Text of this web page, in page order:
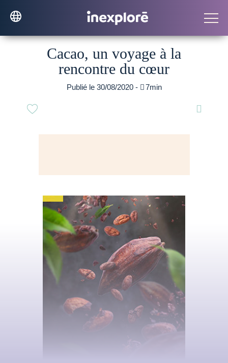
Cacao, un voyage à la
rencontre du cœur
Publié le 30/08/2020 - 7min
